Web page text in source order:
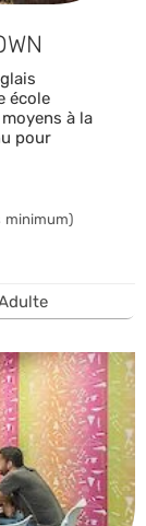
école
à la
pour
minimum)